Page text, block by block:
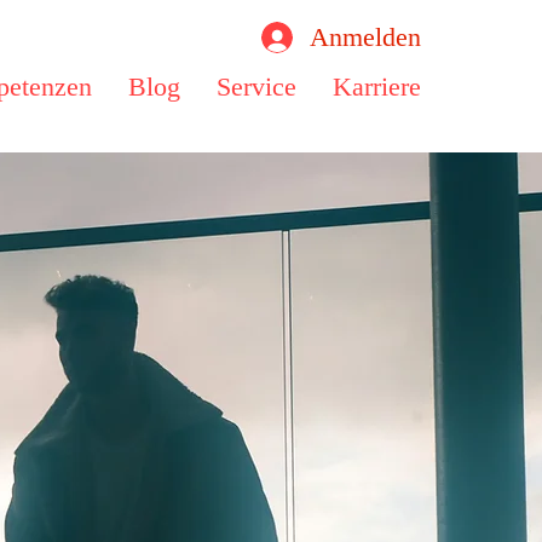
Anmelden
Blog Service Karriere